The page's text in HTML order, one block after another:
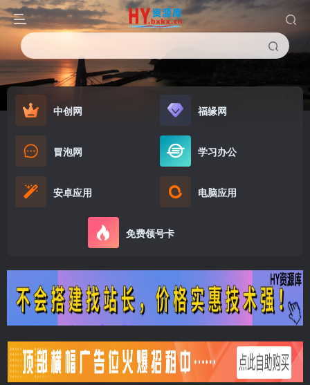
中创网 福缘网
冒泡网 学习办公
安卓应用 电脑应用
免费领号卡